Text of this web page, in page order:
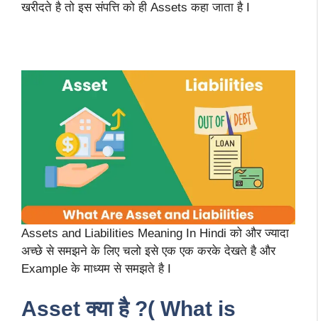
खरीदते है तो इस संपत्ति को ही Assets कहा जाता है I
Assets and Liabilities Meaning In Hindi को और ज्यादा
अच्छे से समझने के लिए चलो इसे एक एक करके देखते है और
Example के माध्यम से समझते है I
Asset क्या है ?( What is